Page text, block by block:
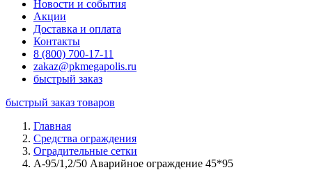
Новости и события
Акции
Доставка и оплата
Контакты
8 (800) 700-17-11
zakaz@pkmegapolis.ru
быстрый заказ
быстрый заказ товаров
Главная
Средства ограждения
Оградительные сетки
А-95/1,2/50 Аварийное ограждение 45*95